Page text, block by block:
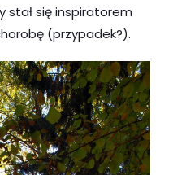
stał się inspiratorem
(przypadek?).